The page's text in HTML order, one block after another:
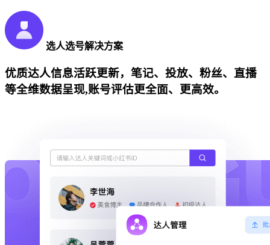
选人选号解决方案
优质达人信息活跃更新，笔记、投放、粉丝、直播
等全维数据呈现,账号评估更全面、更高效。